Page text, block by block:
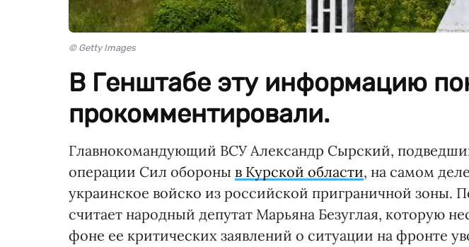
© Getty Images
В Генштабе эту информацию
прокомментировали.
Главнокомандующий ВСУ Александр Сырский,
операции Сил обороны в Курской области, на самом
украинское войско из российской приграничной зоны.
считает народный депутат Марьяна Безуглая, которую
фоне ее критических заявлений о ситуации на фронте